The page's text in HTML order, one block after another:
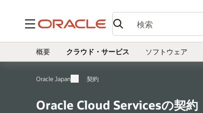
メニュー
概要 クラウド・サービス ソフトウェア
Oracle Japan 契約
Oracle Cloud Servicesの契約